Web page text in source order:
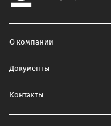
О компании
Документы
Контакты